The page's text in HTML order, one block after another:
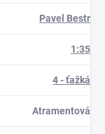
Pavel Bestr
1:35
4 - ťažká
Atramentová